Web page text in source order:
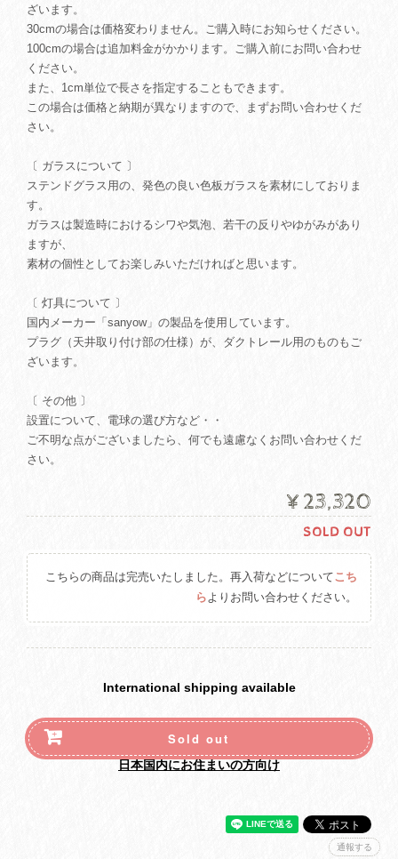
ざいます。
30cmの場合は価格変わりません。ご購入時にお知らせください。
100cmの場合は追加料金がかかります。ご購入前にお問い合わせ
ください。
また、1cm単位で長さを指定することもできます。
この場合は価格と納期が異なりますので、まずお問い合わせくだ
さい。
〔 ガラスについて 〕
ステンドグラス用の、発色の良い色板ガラスを素材にしておりま
す。
ガラスは製造時におけるシワや気泡、若干の反りやゆがみがあり
ますが、
素材の個性としてお楽しみいただければと思います。
〔 灯具について 〕
国内メーカー「sanyow」の製品を使用しています。
プラグ（天井取り付け部の仕様）が、ダクトレール用のものもご
ざいます。
〔 その他 〕
設置について、電球の選び方など・・
ご不明な点がございましたら、何でも遠慮なくお問い合わせくだ
さい。
¥23,320
SOLD OUT
こちらの商品は完売いたしました。再入荷などについてこち
らよりお問い合わせください。
International shipping available
Sold out
日本国内にお住まいの方向け
通報する